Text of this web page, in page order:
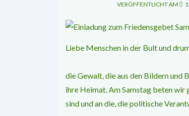
VERÖFFENTLICHT AM
Liebe Menschen in der Bult und
die Gewalt, die aus den Bildern und
ihre Heimat. Am Samstag beten
sind und an die, die politische